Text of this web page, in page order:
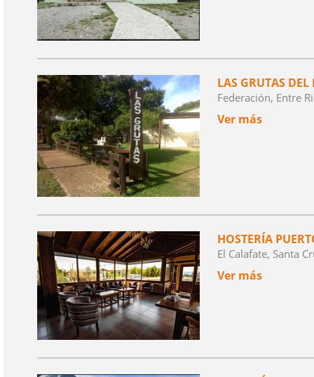
LAS GRUTAS DEL
Federación, Entre
Ver más
HOSTERÍA
El Calafate, Santa
Ver más